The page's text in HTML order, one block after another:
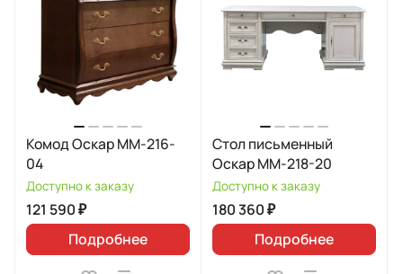
Комод Оскар ММ-216-
04
Доступно к заказу
121 590 ₽
Подробнее
Стол письменный
Оскар ММ-218-20
Доступно к заказу
180 360 ₽
Подробнее